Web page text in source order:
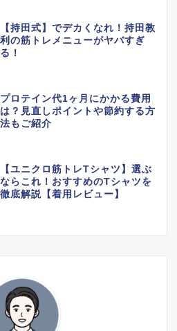
【持田式】でデカくなれ！持田教
利の筋トレメニューがヤバすぎ
る！
プロテイン代1ヶ月にかかる費用
は？見直しポイントや節約する方
法もご紹介
【ユニクロ筋トレTシャツ】選ぶ
ならこれ！おすすめのTシャツを
徹底解説【着用レビュー】